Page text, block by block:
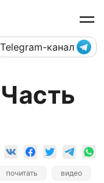
Telegram-канал
почитать видео